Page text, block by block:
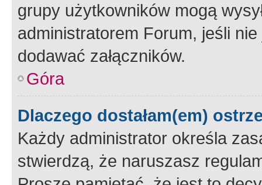
grupy użytkowników mogą
administratorem Forum, jeśli
dodawać załączników.
Góra
Dlaczego dostałam(em)
Każdy administrator określa
stwierdzą, że naruszasz